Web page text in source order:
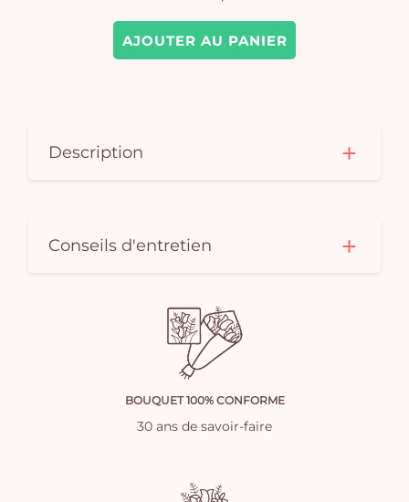
AJOUTER AU PANIER
Description
Conseils d'entretien
BOUQUET 100% CONFORME
30 ans de savoir-faire